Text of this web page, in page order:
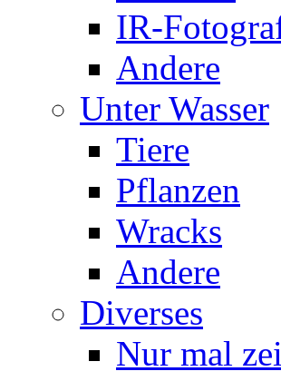
IR-
Andere
Unter Wasser
Tiere
Pflanzen
Wracks
Andere
Diverses
Nur mal